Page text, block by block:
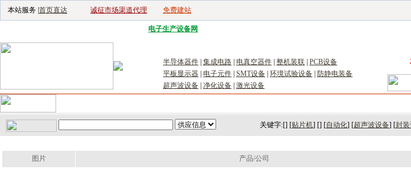
本站服务 | 首页直达 诚征市场渠道代理 免费建站
电子生产设备网
半导体器件 集成电路 电真空器件 整机装联 PCB设备
平板显示器
电子元件 SMT设备 环境试验设备
防静电装备
超声波设备 净化设备 激光设备
关键字:[] [贴片机] [] [自动化] [超声波设备] [封
图片
产品/公司